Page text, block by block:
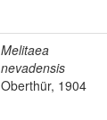
Melitaea
nevadensis
Oberthür, 1904